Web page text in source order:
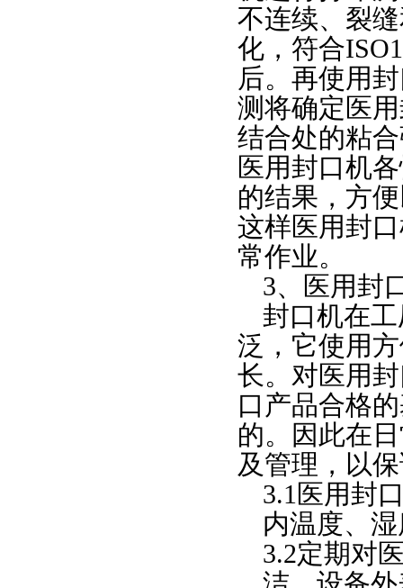
不连续、裂
化，符合
后。再使用
测将确定医
结合处的粘
医用封口机
的结果，方
这样医用封
常作业。
3、医用封
封口机在
泛，它使用
长。对医用
口产品合格
的。因此在
及管理，以
3.1医用封
内温度、
3.2定期对